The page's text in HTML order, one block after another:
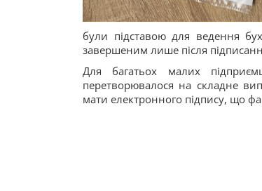
були підставою для ведення
завершеним лише після
Для багатьох малих
перетворювалося на складне
мати електронного підпису, що